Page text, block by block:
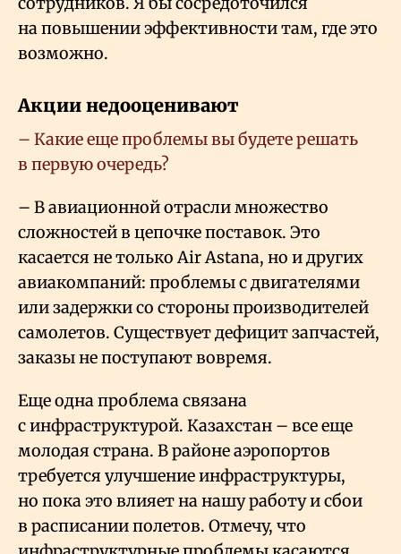
на повышении эффективности там, где это
возможно.
Акции недооценивают
– Какие еще проблемы вы будете решать
в первую очередь?
– В авиационной отрасли множество
сложностей в цепочке поставок. Это
касается не только Air Astana, но и других
авиакомпаний: проблемы с двигателями
или задержки со стороны производителей
самолетов. Существует дефицит запчастей,
заказы не поступают вовремя.
Еще одна проблема связана
с инфраструктурой. Казахстан – все еще
молодая страна. В районе аэропортов
требуется улучшение инфраструктуры,
но пока это влияет на нашу работу и сбои
в расписании полетов. Отмечу, что